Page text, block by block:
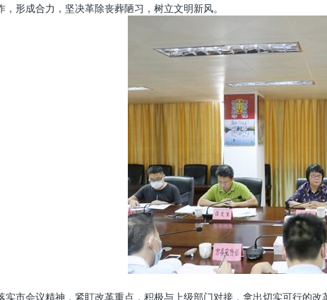
形成合力，坚决革除丧葬陋习，树立文明新风。
市会议精神，紧盯改革重点，积极与上级部门对接，拿出切实可行的